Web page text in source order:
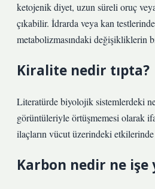
ketojenik diyet, uzun süreli oruç
çıkabilir. İdrarda veya kan
metabolizmasındaki değişikliklerin
Kiralite nedir tıpta?
Literatürde biyolojik sistemlerdeki
görüntüleriyle örtüşmemesi olarak
ilaçların vücut üzerindeki
Karbon nedir ne işe